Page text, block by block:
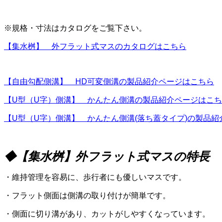
※規格・寸法はカタログをご覧下さい。
【集水桝】 外フラット式マスのカタログはこちら
【自由勾配側溝】 HD可変側溝の製品紹介ページはこちら
【 U型（U字）側溝】 かんたん側溝の製品紹介ページはこ
【 U型（U字）側溝】 かんたん側溝(落ち蓋タイプ)の製品紹
◆【集水桝】外フラット式マスの特長
・維持管理を容易に、歩行者にも優しいマスです。
・フラット側面は側溝の取り付けが簡単です。
・側面に切り溝があり、カットがしやすくなっています。